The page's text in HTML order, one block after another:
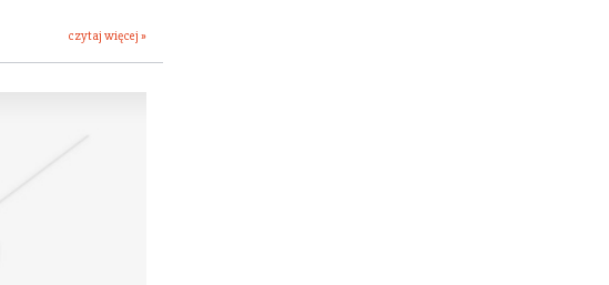
czytaj więcej »